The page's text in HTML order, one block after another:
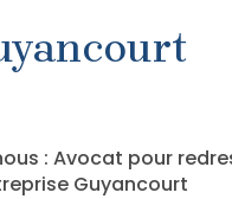
: Avocat pour
Guyancourt